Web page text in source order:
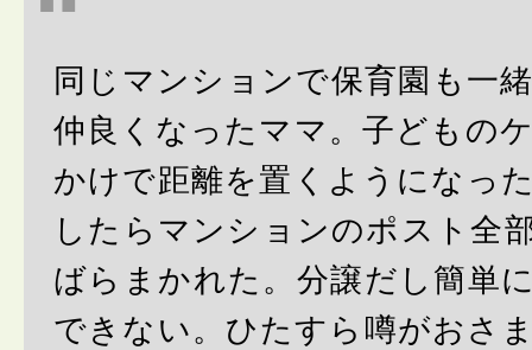
同じマンションで保育園も一
仲良くなったママ。子どもの
かけで距離を置くようになっ
したらマンションのポスト全
ばらまかれた。分譲だし簡単
できない。ひたすら噂がおさ